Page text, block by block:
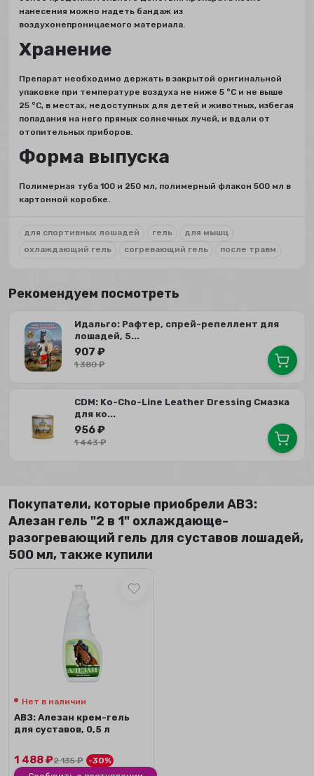
нанесения можно надеть бандаж из
воздухонепроницаемого материала.
Хранение
Препарат необходимо держать в закрытой оригинальной
упаковке при температуре воздуха не ниже 5 °C и не выше
25 °C, в местах, недоступных для детей и животных, избегая
попадания на него прямых солнечных лучей, и вдали от
отопительных приборов.
Форма выпуска
Полимерная туба 100 и 250 мл, полимерный флакон 500 мл в
картонной коробке.
для спортивных лошадей гель
для мышц
охлаждающий гель
согревающий гель после травм
Рекомендуем посмотреть
Идальго: Рафтер, спрей-репеллент для
лошадей, 5...
907 ₽
1 380₽
CDM: Ko-Cho-Line Leather Dressing Смазка
для ко...
956₽
1 443₽
Покупатели, которые приобрели АВЗ:
Алезан гель "2 в 1" охлаждающе-
разогревающий гель для суставов лошадей,
500 мл, также купили
Нет в наличии
АВЗ: Алезан крем-гель
для суставов, 0,5 л
1 488₽2 135₽
-30%